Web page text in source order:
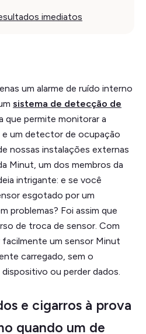
imediatos
um alarme de ruído interno
sistema de detecção de
que permite monitorar a
e um detector de ocupação
nossas instalações externas
Minut, um dos membros da
intrigante: e se você
esgotado por um
problemas? Foi assim que
de troca de sensor. Com
um sensor Minut
carregado, sem o
ou perder dados.
e cigarros à prova
quando um de